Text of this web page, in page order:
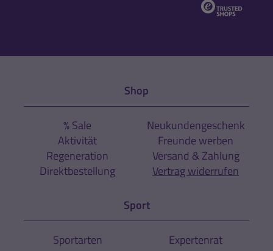
Shop
% Sale
Aktivität
Regeneration
Direktbestellung
Neukundengeschenk
Freunde werben
Versand & Zahlung
Vertrag widerrufen
Sport
Sportarten Expertenrat